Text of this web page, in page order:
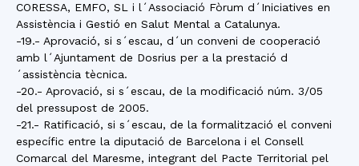
CORESSA, EMFO, SL i l´Associació Fòrum d´Iniciatives en
Assistència i Gestió en Salut Mental a Catalunya.
-19.- Aprovació, si s´escau, d´un conveni de cooperació
amb l´Ajuntament de Dosrius per a la prestació d
´assistència tècnica.
-20.- Aprovació, si s´escau, de la modificació núm. 3/05
del pressupost de 2005.
-21.- Ratificació, si s´escau, de la formalització el conveni
específic entre la diputació de Barcelona i el Consell
Comarcal del Maresme, integrant del Pacte Territorial pel